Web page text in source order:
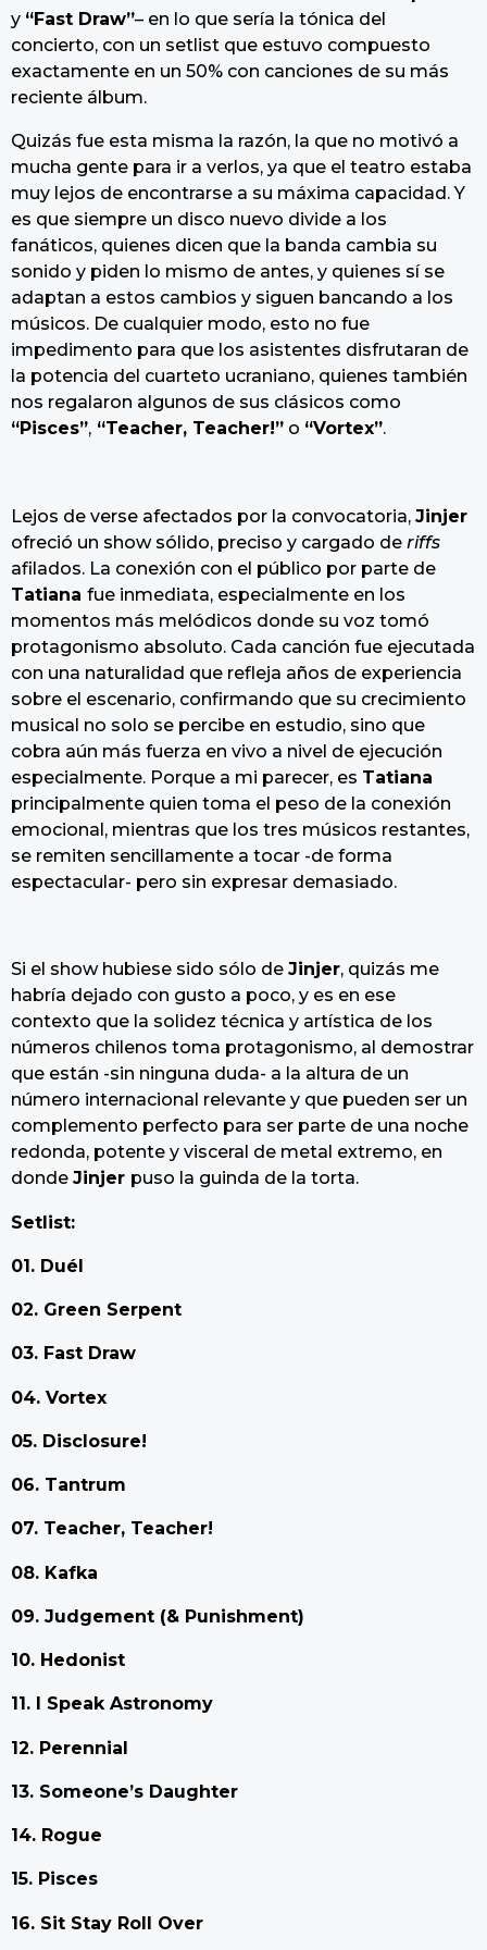
y “Fast Draw”– en lo que sería la tónica del
concierto, con un setlist que estuvo compuesto
exactamente en un 50% con canciones de su más
reciente álbum.
Quizás fue esta misma la razón, la que no motivó a
mucha gente para ir a verlos, ya que el teatro estaba
muy lejos de encontrarse a su máxima capacidad. Y
es que siempre un disco nuevo divide a los
fanáticos, quienes dicen que la banda cambia su
sonido y piden lo mismo de antes, y quienes sí se
adaptan a estos cambios y siguen bancando a los
músicos. De cualquier modo, esto no fue
impedimento para que los asistentes disfrutaran de
la potencia del cuarteto ucraniano, quienes también
nos regalaron algunos de sus clásicos como
“Pisces”, “Teacher, Teacher!” o “Vortex”.
Lejos de verse afectados por la convocatoria, Jinjer
ofreció un show sólido, preciso y cargado de riffs
afilados. La conexión con el público por parte de
Tatiana fue inmediata, especialmente en los
momentos más melódicos donde su voz tomó
protagonismo absoluto. Cada canción fue ejecutada
con una naturalidad que refleja años de experiencia
sobre el escenario, confirmando que su crecimiento
musical no solo se percibe en estudio, sino que
cobra aún más fuerza en vivo a nivel de ejecución
especialmente. Porque a mi parecer, es Tatiana
principalmente quien toma el peso de la conexión
emocional, mientras que los tres músicos restantes,
se remiten sencillamente a tocar -de forma
espectacular- pero sin expresar demasiado.
Si el show hubiese sido sólo de Jinjer, quizás me
habría dejado con gusto a poco, y es en ese
contexto que la solidez técnica y artística de los
números chilenos toma protagonismo, al demostrar
que están -sin ninguna duda- a la altura de un
número internacional relevante y que pueden ser un
complemento perfecto para ser parte de una noche
redonda, potente y visceral de metal extremo, en
donde Jinjer puso la guinda de la torta.
Setlist:
01. Duél
02. Green Serpent
03. Fast Draw
04. Vortex
05. Disclosure!
06. Tantrum
07. Teacher, Teacher!
08. Kafka
09. Judgement (& Punishment)
10. Hedonist
11. I Speak Astronomy
12. Perennial
13. Someone’s Daughter
14. Rogue
15. Pisces
16. Sit Stay Roll Over